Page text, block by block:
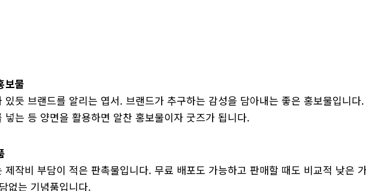
보물
있듯 브랜드를 알리는 엽서. 브랜드가 추구하는 감성을 담아내는 좋은 홍보물입니
넣는 등 양면을 활용하면 알찬 홍보물이자 굿즈가 됩니다.
제작비 부담이 적은 판촉물입니다. 무료 배포도 가능하고 판매할 때도 비교적 낮은
없는 기념품입니다.